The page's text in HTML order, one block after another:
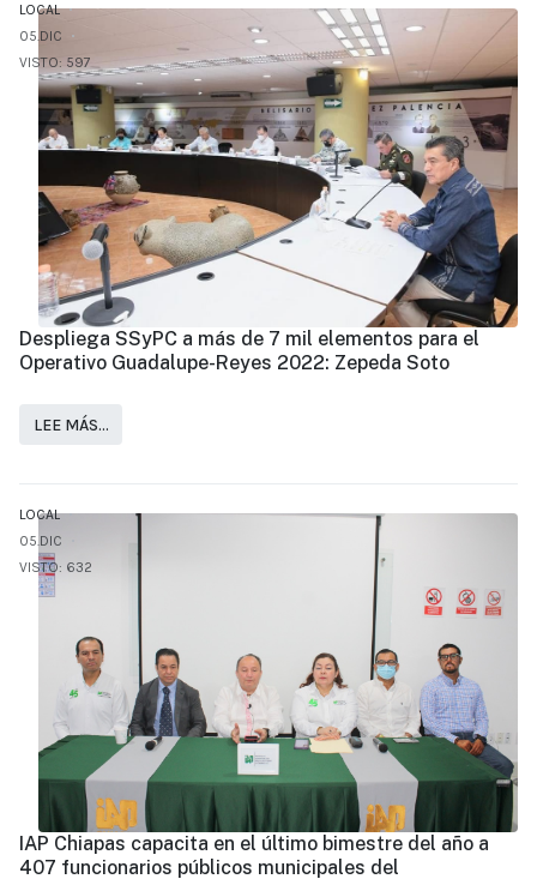
LOCAL
05.DIC
VISTO: 597
Despliega SSyPC a más de 7 mil elementos para el
Operativo Guadalupe-Reyes 2022: Zepeda Soto
LEE MÁS…
LOCAL
05.DIC
VISTO: 632
IAP Chiapas capacita en el último bimestre del año a
407 funcionarios públicos municipales del